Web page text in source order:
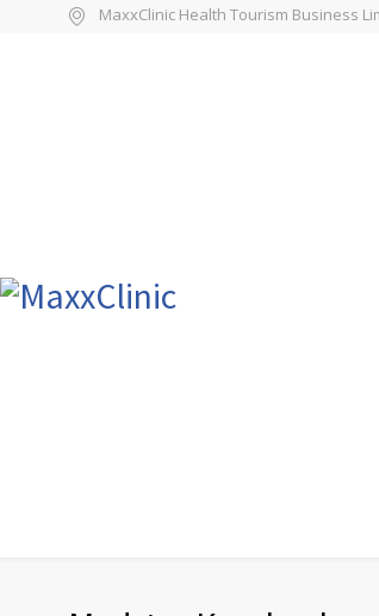
MaxxClinic Health Tourism Business